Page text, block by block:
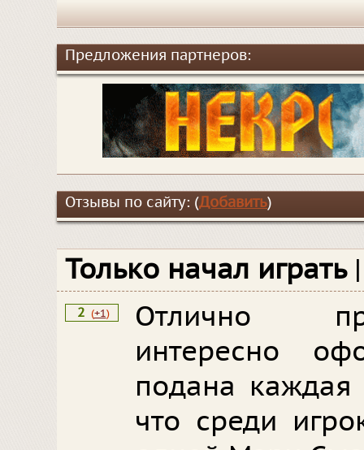
Предложения партнеров:
Отзывы по сайту: (Добавить)
Только начал играть
2 (+1)
Отлично
интересно
подана каждая
что среди